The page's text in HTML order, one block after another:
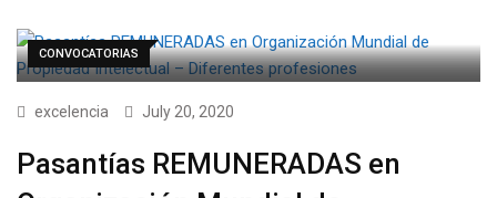
CONVOCATORIAS
excelencia July 20, 2020
Pasantías REMUNERADAS en